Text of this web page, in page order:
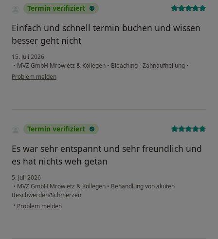
Termin verifiziert
Einfach und schnell termin buchen und wissen
besser geht nicht
15. Juli 2026
• MVZ GmbH Mrowietz & Kollegen • Bleaching - Zahnaufhellung •
Problem melden
Termin verifiziert
Es war sehr entspannt und sehr freundlich und
es hat nichts weh getan
5. Juli 2026
• MVZ GmbH Mrowietz & Kollegen • Behandlung von akuten
Beschwerden/Schmerzen
• Problem melden